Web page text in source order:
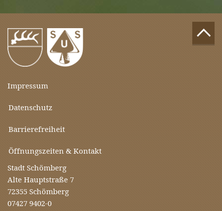
Impressum
Datenschutz
Barrierefreiheit
Öffnungszeiten & Kontakt
Stadt Schömberg
Alte Hauptstraße 7
72355 Schömberg
07427 9402-0